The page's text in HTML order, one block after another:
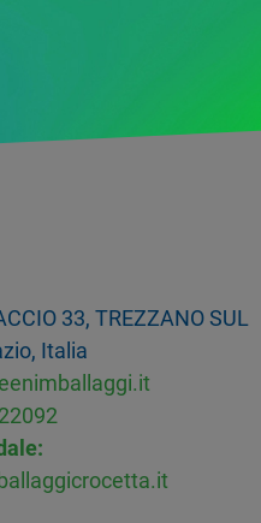
33, TREZZANO SUL
Italia